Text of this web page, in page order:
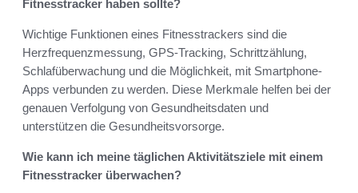
Fitnesstracker haben sollte?
Wichtige Funktionen eines Fitnesstrackers sind die
Herzfrequenzmessung, GPS-Tracking, Schrittzählung,
Schlafüberwachung und die Möglichkeit, mit Smartphone-
Apps verbunden zu werden. Diese Merkmale helfen bei der
genauen Verfolgung von Gesundheitsdaten und
unterstützen die Gesundheitsvorsorge.
Wie kann ich meine täglichen Aktivitätsziele mit einem
Fitnesstracker überwachen?